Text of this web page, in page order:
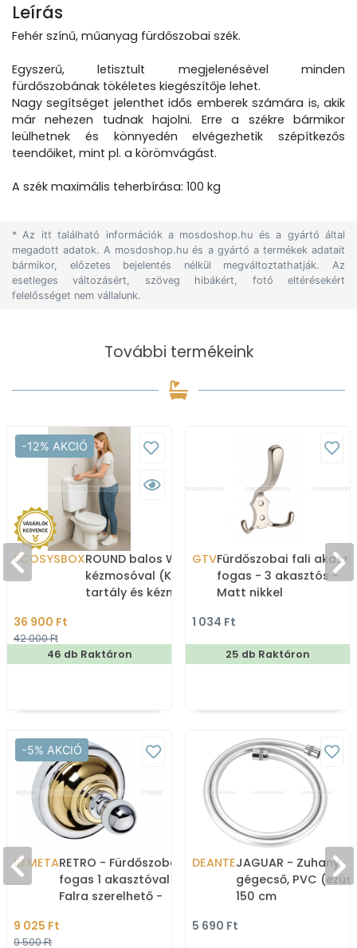
Leírás
Fehér színű, műanyag fürdőszobai szék.
Egyszerű, letisztult megjelenésével minden
fürdőszobának tökéletes kiegészítője lehet.
Nagy segítséget jelenthet idős emberek számára is, akik
már nehezen tudnak hajolni. Erre a székre bármikor
leülhetnek és könnyedén elvégezhetik szépítkezős
teendőiket, mint pl. a körömvágást.
A szék maximális teherbírása: 100 kg
* Az itt található információk a mosdoshop.hu és a gyártó által
megadott adatok. A mosdoshop.hu és a gyártó a termékek adatait
bármikor, előzetes bejelentés nélkül megváltoztathatják. Az
esetleges változásért, szöveg hibákért, fotó eltérésekért
felelősséget nem vállalunk.
További termékeink
-12% AKCIÓ
ECOSYSBOXROUND balos WC tartály
kézmosóval (Kombi WC
tartály és kézmosó)
36 900 Ft
42 000 Ft
46 db Raktáron
GTVFürdőszobai fali
fogas - 3 akasztós -
Matt nikkel
1 034 Ft
25 db Raktáron
-5% AKCIÓ
BEMETARETRO - Fürdőszobai
fogas 1 akasztóval -
Falra szerelhető -
9 025 Ft
9 500 Ft
DEANTEJAGUAR - Zuhany
gégecső, PVC
150 cm
5 690 Ft